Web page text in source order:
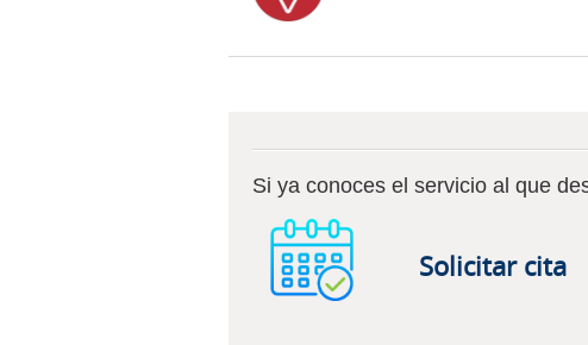
Si ya conoces el servicio al que
Solicitar cita